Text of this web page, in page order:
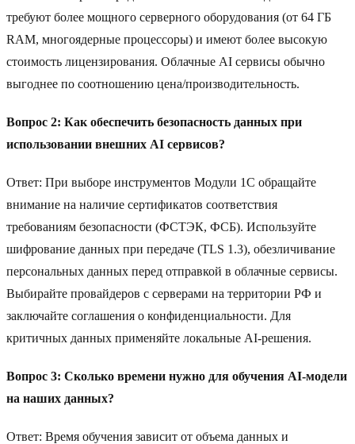
требуют более мощного серверного оборудования (от 64 ГБ
RAM, многоядерные процессоры) и имеют более высокую
стоимость лицензирования. Облачные AI сервисы обычно
выгоднее по соотношению цена/производительность.
Вопрос 2: Как обеспечить безопасность данных при
использовании внешних AI сервисов?
Ответ: При выборе инструментов Модули 1C обращайте
внимание на наличие сертификатов соответствия
требованиям безопасности (ФСТЭК, ФСБ). Используйте
шифрование данных при передаче (TLS 1.3), обезличивание
персональных данных перед отправкой в облачные сервисы.
Выбирайте провайдеров с серверами на территории РФ и
заключайте соглашения о конфиденциальности. Для
критичных данных применяйте локальные AI-решения.
Вопрос 3: Сколько времени нужно для обучения AI-модели
на наших данных?
Ответ: Время обучения зависит от объема данных и